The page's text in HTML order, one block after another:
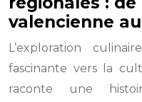
valencienne
L’exploration
fascinante vers la
raconte une